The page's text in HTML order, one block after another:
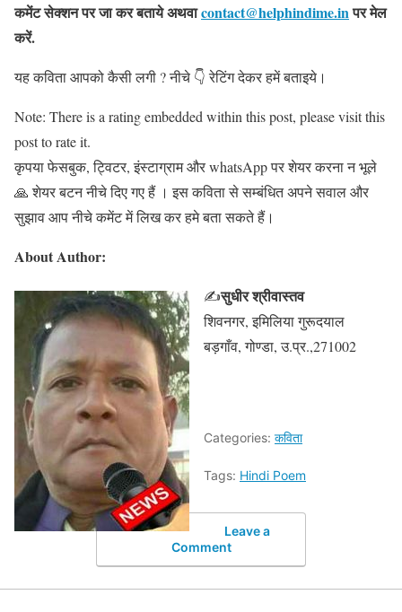
कमेंट सेक्शन पर जा कर बतायेअथवाcontact@helphindime.inपर मेल
करें.
यह कविता आपको कैसी लगी ? नीचे 👇 रेटिंग देकर हमें बताइये।
Note: There is a rating embedded within this post, please visit this
post to rate it.
कृपया फेसबुक, ट्विटर, इंस्टाग्राम और whatsApp पर शेयर करना न भूले
🙏 शेयर बटन नीचे दिए गए हैं । इस कविता से सम्बंधित अपने सवाल और
सुझाव आप नीचे कमेंट में लिख कर हमे बता सकते हैं।
About Author:
✍सुधीर श्रीवास्तव
शिवनगर, इमिलिया गुरूदयाल
बड़गाँव, गोण्डा, उ.प्र.,271002
Categories: कविता
Tags: Hindi Poem
Leave a
Comment